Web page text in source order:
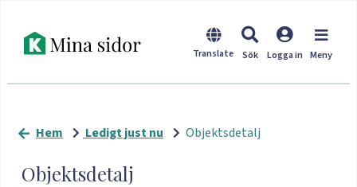
Hem Ledigt just nu Objektsdetalj
Objektsdetalj